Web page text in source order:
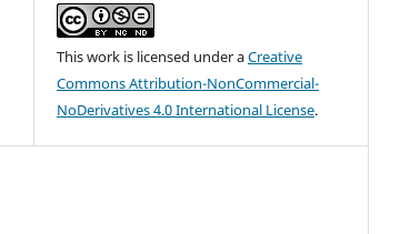
This work is licensed under aCreative
Commons Attribution-NonCommercial-
NoDerivatives 4.0 International License.